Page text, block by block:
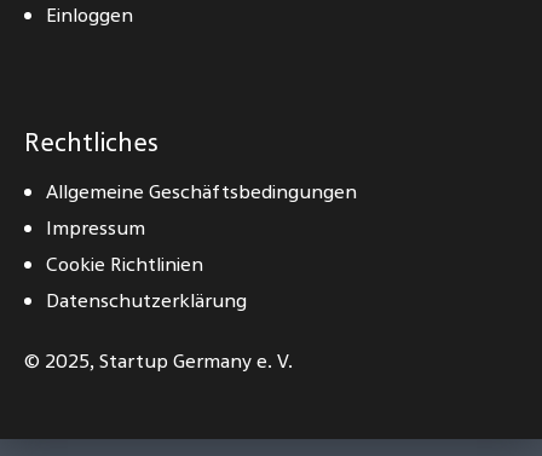
Einloggen
Rechtliches
Allgemeine Geschäftsbedingungen
Impressum
Cookie Richtlinien
Datenschutzerklärung
© 2025,Startup Germany e. V.